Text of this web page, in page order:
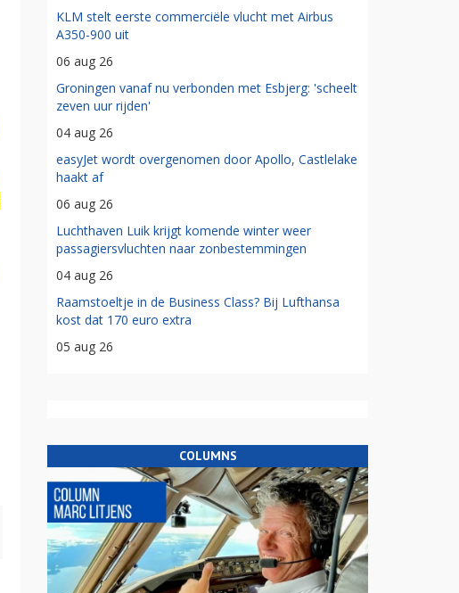
KLM stelt eerste commerciële vlucht met Airbus
A350-900 uit
06 aug 26
Groningen vanaf nu verbonden met Esbjerg: 'scheelt
zeven uur rijden'
04 aug 26
easyJet wordt overgenomen door Apollo, Castlelake
haakt af
06 aug 26
Luchthaven Luik krijgt komende winter weer
passagiersvluchten naar zonbestemmingen
04 aug 26
Raamstoeltje in de Business Class? Bij Lufthansa
kost dat 170 euro extra
05 aug 26
COLUMNS